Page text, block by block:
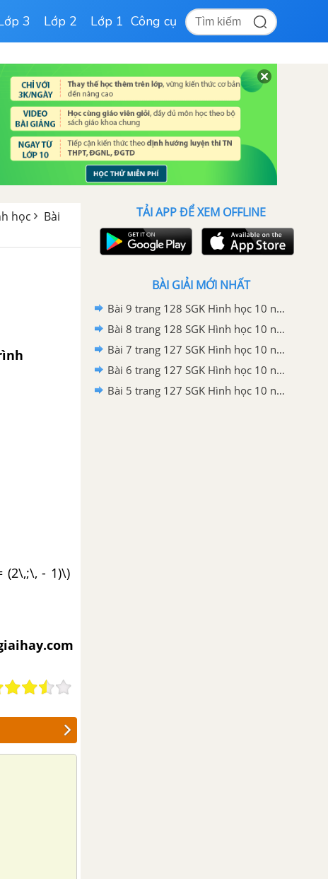
3 Lớp 2 Lớp 1 Công cụ
học
Bài
- 1)\)
TẢI APP ĐỂ XEM OFFLINE
BÀI GIẢI MỚI NHẤT
Bài 9 trang 128 SGK Hình học 10 nâng cao
Bài 8 trang 128 SGK Hình học 10 nâng cao
Bài 7 trang 127 SGK Hình học 10 nâng cao
Bài 6 trang 127 SGK Hình học 10 nâng cao
Bài 5 trang 127 SGK Hình học 10 nâng cao